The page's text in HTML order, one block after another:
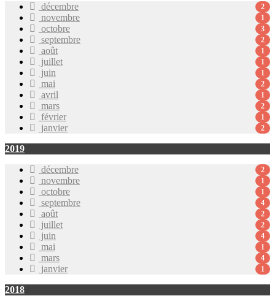
décembre
2
novembre 1
octobre 3
septembre 2
août 1
juillet 1
juin 1
mai 2
avril 1
mars 2
février 1
janvier 2
2019
décembre
2
novembre 1
octobre 1
septembre 4
août 2
juillet 2
juin 4
mai 1
mars 4
janvier 1
2018